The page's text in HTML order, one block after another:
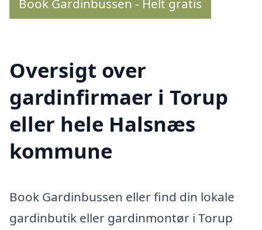
Book Gardinbussen - Helt gratis
Oversigt over
gardinfirmaer i Torup
eller hele Halsnæs
kommune
Book Gardinbussen eller find din lokale
gardinbutik eller gardinmontør i Torup